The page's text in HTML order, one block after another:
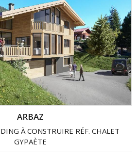
ARBAZ
À CONSTRUIRE RÉF. CHALET
GYPAÈTE